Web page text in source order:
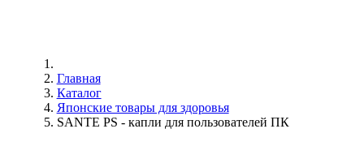
Главная
Каталог
Японские товары для здоровья
SANTE PS - капли для пользователей ПК